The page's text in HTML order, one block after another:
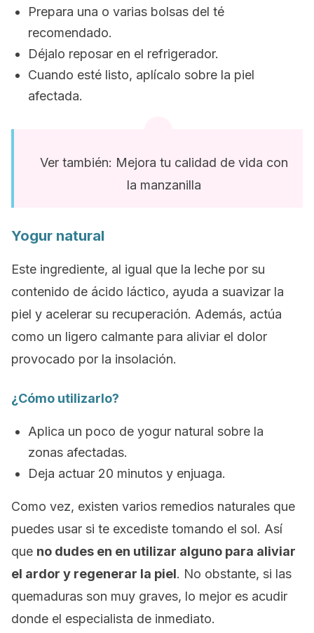
Prepara una o varias bolsas del té
recomendado.
Déjalo reposar en el refrigerador.
Cuando esté listo, aplícalo sobre la piel
afectada.
Ver también: Mejora tu calidad de vida con
la manzanilla
Yogur natural
Este ingrediente, al igual que la leche por su
contenido de ácido láctico, ayuda a suavizar la
piel y acelerar su recuperación. Además, actúa
como un ligero calmante para aliviar el dolor
provocado por la insolación.
¿Cómo utilizarlo?
Aplica un poco de yogur natural sobre la
zonas afectadas.
Deja actuar 20 minutos y enjuaga.
Como vez, existen varios remedios naturales que
puedes usar si te excediste tomando el sol. Así
que no dudes en en utilizar alguno para aliviar
el ardor y regenerar la piel. No obstante, si las
quemaduras son muy graves, lo mejor es acudir
donde el especialista de inmediato.